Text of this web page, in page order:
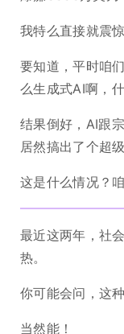
我特么直接就震
要知道，平时咱
么生成式AI啊，
结果倒好，AI跟
居然搞出了个超
这是什么情况？
最近这两年，社
热。
你可能会问，这
当然能！